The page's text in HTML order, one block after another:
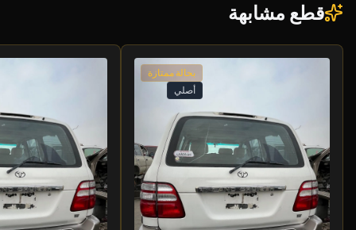
قطع مشابهة
بحالة ممتازة
أصلي